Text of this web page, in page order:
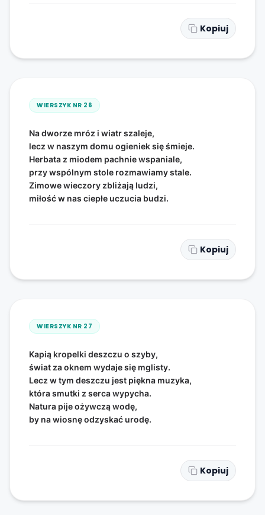
Kopiuj
WIERSZYK NR 26
Na dworze mróz i wiatr szaleje,
lecz w naszym domu ogieniek się śmieje.
Herbata z miodem pachnie wspaniale,
przy wspólnym stole rozmawiamy stale.
Zimowe wieczory zbliżają ludzi,
miłość w nas ciepłe uczucia budzi.
Kopiuj
WIERSZYK NR 27
Kapią kropelki deszczu o szyby,
świat za oknem wydaje się mglisty.
Lecz w tym deszczu jest piękna muzyka,
która smutki z serca wypycha.
Natura pije ożywczą wodę,
by na wiosnę odzyskać urodę.
Kopiuj